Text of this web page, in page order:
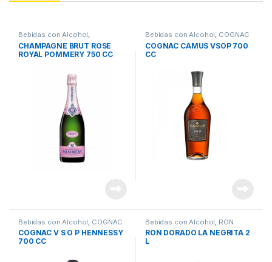
Bebidas con Alcohol,
CHAMPAGNE
CHAMPAGNE BRUT ROSE
ROYAL POMMERY 750 CC
Bebidas con Alcohol, COGNAC
COGNAC CAMUS VSOP 700
CC
Bebidas con Alcohol COGNAC
COGNAC V S O P HENNESSY
700 CC
Bebidas con Alcohol RON
RON DORADO LA NEGRITA 2
L